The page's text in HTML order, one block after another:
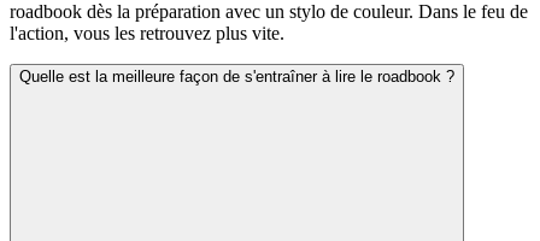
roadbook dès la préparation avec un stylo de couleur. Dans le feu de
l'action, vous les retrouvez plus vite.
Quelle est la meilleure façon de s'entraîner à lire le roadbook ?